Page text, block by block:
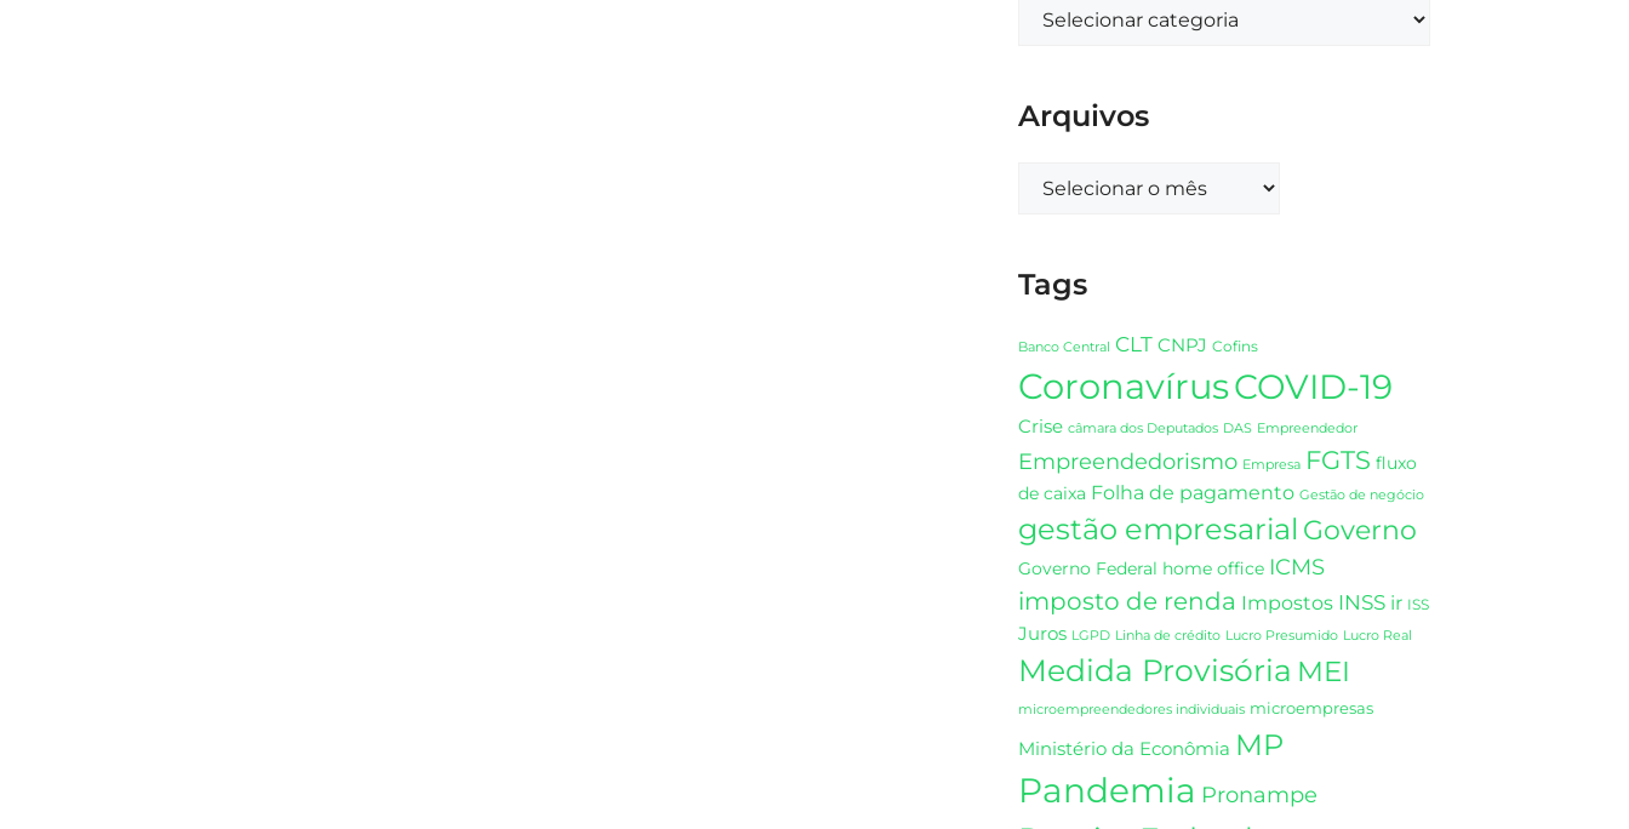
Arquivos
Tags
Banco Central CLT CNPJ Cofins
CoronavírusCOVID-19
Crise câmara dos Deputados DAS Empreendedor
Empreendedorismo Empresa FGTS fluxo
de caixa Folha de pagamento Gestão de negócio
gestão empresarial Governo
Governo Federal home office ICMS
imposto de renda Impostos INSS ir ISS
Juros LGPD Linha de crédito Lucro Presumido Lucro Real
Medida Provisória MEI
microempreendedores individuais microempresas
Ministério da Econômia MP
Pandemia Pronampe